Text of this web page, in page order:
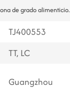
de grado alimenticio.
TJ400553
TT, LC
Guangzhou